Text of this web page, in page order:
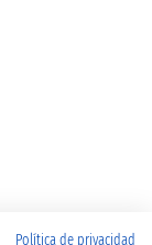
Política de privacidad